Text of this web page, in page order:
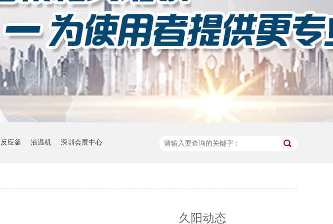
反应釜 油温机 深圳会展中心
久阳动态